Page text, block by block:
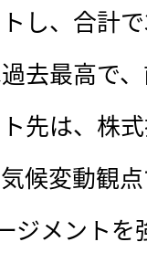
し、合計
去最高で
先は、株
候変動観
ジメントを